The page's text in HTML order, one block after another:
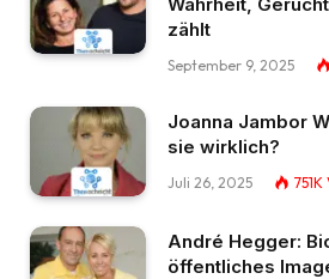
zählt
September 9, 2025
Joanna Jambor
sie wirklich?
Juli 26, 2025 751K
André Hegger:
öffentliches